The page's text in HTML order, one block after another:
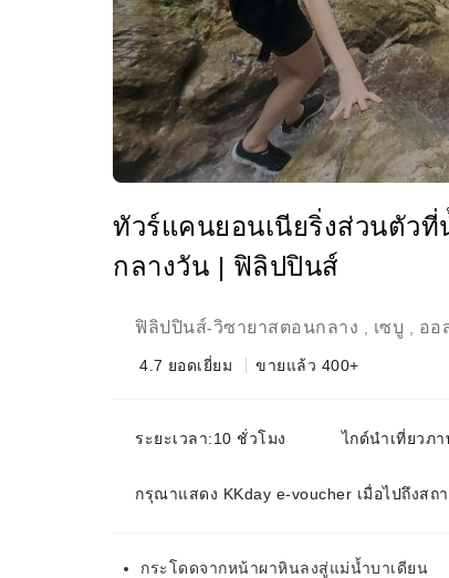
ทัวร์แคนยอนเนียริ่งส่วนตัวที่
กลางวัน | ฟิลิปปินส์
ฟิลิปปินส์-วิซายาสตอนกลาง เซบู ออ
4.7 ยอดเยี่ยม ขายแล้ว 400+
ระยะเวลา:10 ชั่วโมง ไกด์นำเที่ยวภา
กรุณาแสดง KKday e-voucher เมื่อไปถึงสถ
กระโดดจากหน้าผาหินลงสู่แม่น้ำบาเดียน